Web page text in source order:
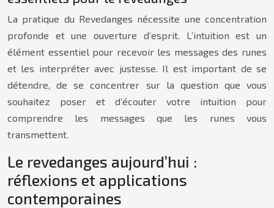
La pratique du Revedanges nécessite une concentration
profonde et une ouverture d’esprit. L’intuition est un
élément essentiel pour recevoir les messages des runes
et les interpréter avec justesse. Il est important de se
détendre, de se concentrer sur la question que vous
souhaitez poser et d’écouter votre intuition pour
comprendre les messages que les runes vous
transmettent.
Le revedanges aujourd’hui :
réflexions et applications
contemporaines